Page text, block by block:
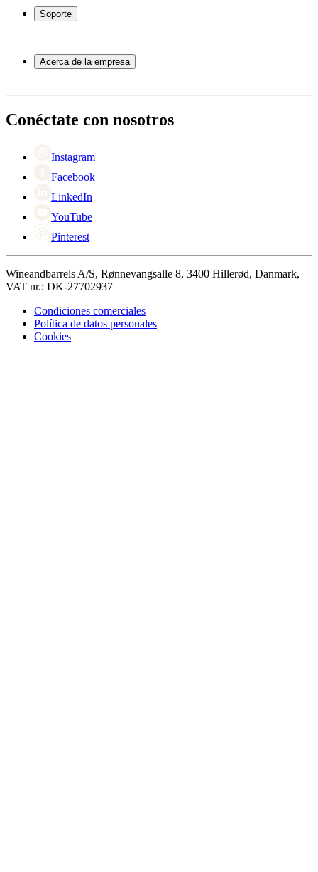
Botelleros
Muebles para vino
Soporte
Servicio
Pago
Devolución
Acerca de la empresa
Black Friday
Singles Day
Conéctate con nosotros
Instagram
Facebook
LinkedIn
YouTube
Pinterest
Wineandbarrels A/S, Rønnevangsalle 8, 3400 Hillerød, Danmark,
VAT nr.: DK-27702937
Condiciones comerciales
Política de datos personales
Cookies